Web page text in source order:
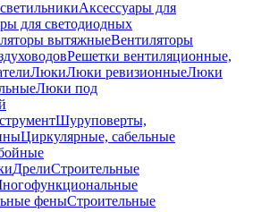
Аксессуары для
для светодиодных
вытяжныеВентиляторы
Решетки вентиляционные,
ЛюкиЛюки ревизионныеЛюки
Люки под
Шуруповерты,
Циркулярные, сабельные
ДрелиСтроительные
феныСтроительные